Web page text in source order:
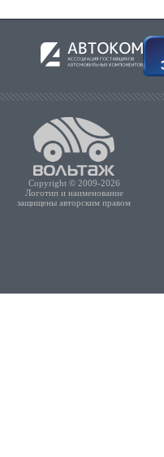
Copyright © 2009-2026
Логотип и наименование
защищены авторским правом